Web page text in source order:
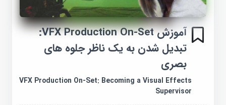
آموزش VFX Production On-Set:
تبدیل شدن به یک ناظر جلوه های
بصری
VFX Production On-Set: Becoming a Visual Effects
Supervisor